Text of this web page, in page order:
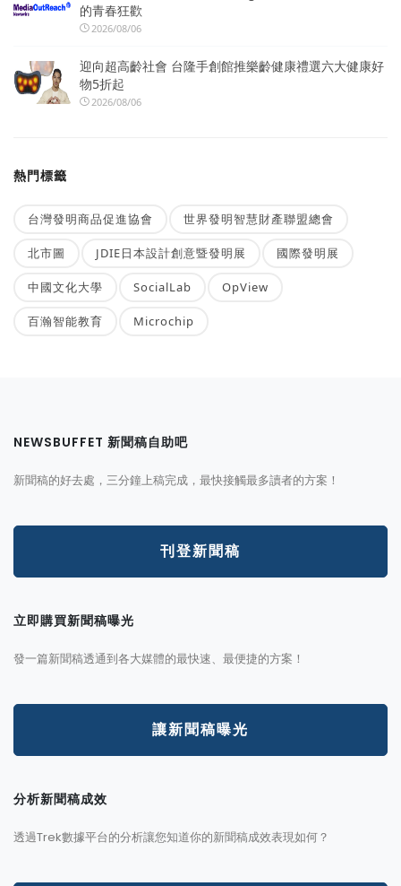
的青春狂歡
2026/08/06
迎向超高齡社會 台隆手創館推樂齡健康禮選六大健康好
物5折起
2026/08/06
熱門標籤
台灣發明商品促進協會 世界發明智慧財產聯盟總會
北市圖 JDIE日本設計創意暨發明展 國際發明展
中國文化大學 SocialLab OpView
百瀚智能教育 Microchip
NEWSBUFFET 新聞稿自助吧
新聞稿的好去處，三分鐘上稿完成，最快接觸最多讀者的方案！
刊登新聞稿
立即購買新聞稿曝光
發一篇新聞稿透通到各大媒體的最快速、最便捷的方案！
讓新聞稿曝光
分析新聞稿成效
透過Trek數據平台的分析讓您知道你的新聞稿成效表現如何？